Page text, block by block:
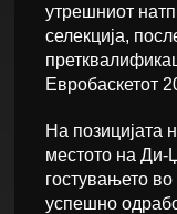
утрешниот
селекција,
Евробаскетот
На позицијата
местото на Ди-
гостувањето
успешно